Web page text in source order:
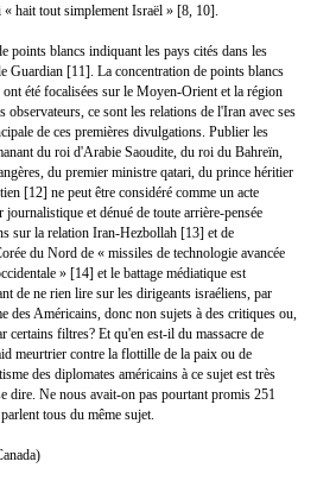
hait tout simplement Israël » [8, 10].
points blancs indiquant les pays cités dans les
Guardian [11]. La concentration de points blancs
été focalisées sur le Moyen-Orient et la région
ce sont les relations de l'Iran avec ses
de ces premières divulgations. Publier les
du roi d'Arabie Saoudite, du roi du Bahreïn,
du premier ministre qatari, du prince héritier
[12] ne peut être considéré comme un acte
et dénué de toute arrière-pensée
sur la relation Iran-Hezbollah [13] et de
du Nord de « missiles de technologie avancée
» [14] et le battage médiatique est
de ne rien lire sur les dirigeants israéliens, par
des Américains, donc non sujets à des critiques ou,
certains filtres? Et qu'en est-il du massacre de
meurtrier contre la flottille de la paix ou de
des diplomates américains à ce sujet est très
dire. Ne nous avait-on pas pourtant promis 251
tous du même sujet.